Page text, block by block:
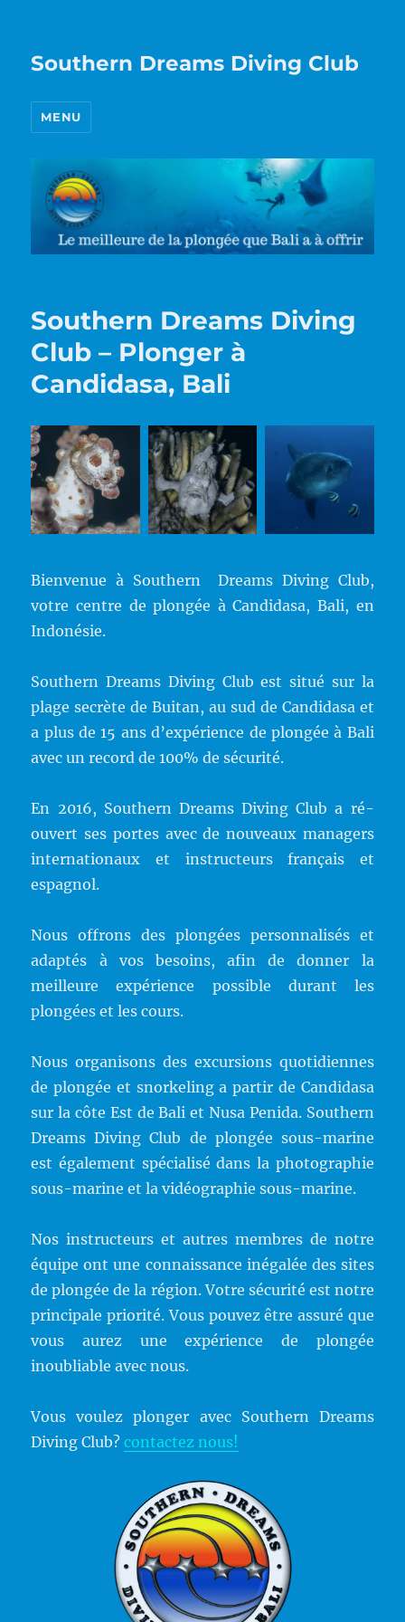
Southern Dreams Diving Club
MENU
Southern Dreams Diving
Club – Plonger à
Candidasa, Bali
Bienvenue à Southern Dreams Diving Club,
votre centre de plongée à Candidasa, Bali, en
Indonésie.
Southern Dreams Diving Club est situé sur la
plage secrète de Buitan, au sud de Candidasa et
a plus de 15 ans d’expérience de plongée à Bali
avec un record de 100% de sécurité.
En 2016, Southern Dreams Diving Club a ré-
ouvert ses portes avec de nouveaux managers
internationaux et instructeurs français et
espagnol.
Nous offrons des plongées personnalisés et
adaptés à vos besoins, afin de donner la
meilleure expérience possible durant les
plongées et les cours.
Nous organisons des excursions quotidiennes
de plongée et snorkeling a partir de Candidasa
sur la côte Est de Bali et Nusa Penida. Southern
Dreams Diving Club de plongée sous-marine
est également spécialisé dans la photographie
sous-marine et la vidéographie sous-marine.
Nos instructeurs et autres membres de notre
équipe ont une connaissance inégalée des sites
de plongée de la région. Votre sécurité est notre
principale priorité. Vous pouvez être assuré que
vous aurez une expérience de plongée
inoubliable avec nous.
Vous voulez plonger avec Southern Dreams
Diving Club?contactez nous!